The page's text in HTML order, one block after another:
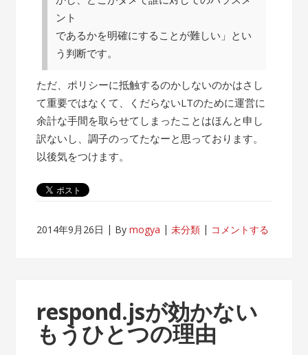
ント
であるかを明確にすることが難しい」とい
う判断です。
ただ、ポリシーに抵触するのかしないのかはさし
て重要ではなくて、くだらないLTのために運営に
余計な手間を取らせてしまったことはほんと申し
訳ないし、調子のってたなーと思っております。
以後気をつけます。
2014年9月26日 Bymogya 未分類 コメントする
respond.jsが効かない
もうひとつの理由